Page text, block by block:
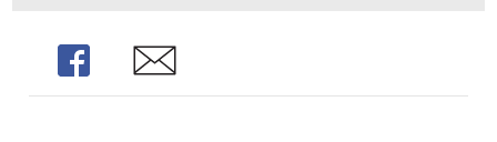
Share Share